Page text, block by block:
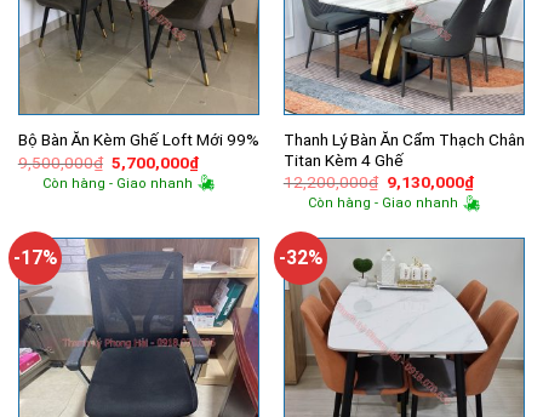
Bộ Bàn Ăn Kèm Ghế Loft Mới 99%
9,500,000₫ Giá
gốc
là:
5,700,000₫Giá
hiện
tại
Còn hàng - Giao nhanh
Thanh Lý Bàn Ăn Cẩm Thạch Chân
Titan Kèm 4 Ghế
12,200,000₫ Giá
gốc
là:
9,130,000₫Giá
hiện
tại
Còn hàng - Giao nhanh
-17% -32%